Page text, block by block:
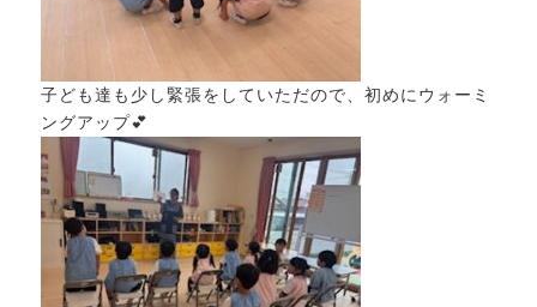
子ども達も少し緊張をしていただので、初めにウォーミ
ングアップ💕